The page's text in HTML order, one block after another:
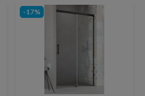
-17%